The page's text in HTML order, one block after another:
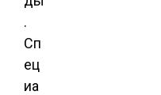
.
Сп
ец
иа